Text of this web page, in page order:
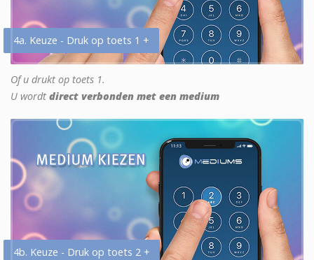
4a. Keuze - Druk op toets 1 +
Of u drukt op toets 1.
U wordt direct verbonden met een medium
4b. Keuze - Druk op toets 2 +